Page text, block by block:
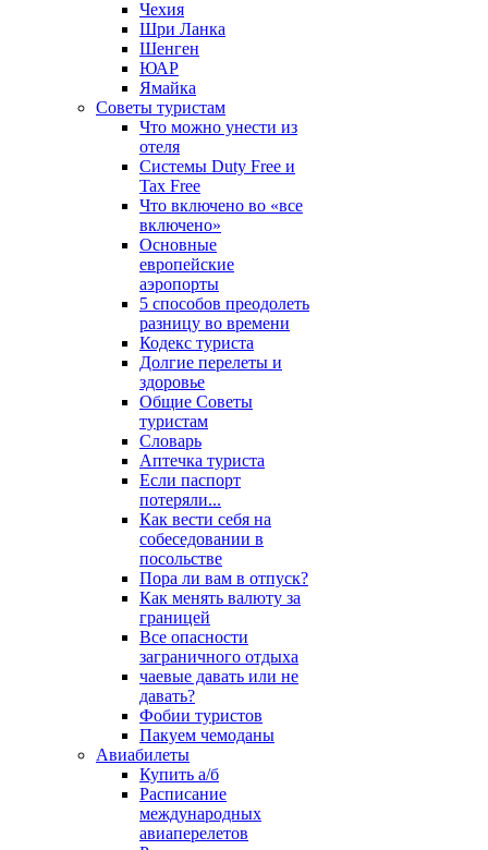
Чехия
Шри Ланка
Шенген
ЮАР
Ямайка
Советы туристам
Что можно унести из
отеля
Системы Duty Free и
Tax Free
Что включено во «все
включено»
Основные
европейские
аэропорты
5 способов преодолеть
разницу во времени
Кодекс туриста
Долгие перелеты и
здоровье
Общие Советы
туристам
Словарь
Аптечка туриста
Если паспорт
потеряли...
Как вести себя на
собеседовании в
посольстве
Пора ли вам в отпуск?
Как менять валюту за
границей
Все опасности
заграничного отдыха
чаевые давать или не
давать?
Фобии туристов
Пакуем чемоданы
Авиабилеты
Купить а/б
Расписание
международных
авиаперелетов